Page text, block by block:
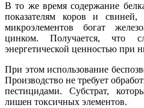
В то же время содержание
показателям коров и
микроэлементов богат
цинком. Получается, что
энергетической ценностью при
При этом использование
Производство не требует
пестицидами. Субстрат,
лишен токсичных элементов.